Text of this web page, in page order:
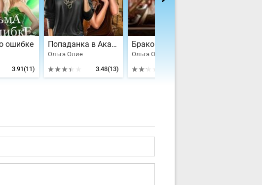
ошибке
3.91(11)
Попаданка в Академию Зла
Ольга Олие
3.48(13)
Ольга Олие